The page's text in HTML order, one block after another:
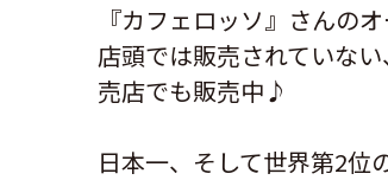
『カフェロッソ』さんの
店頭では販売されていな
売店でも販売中♪
日本一、そして世界第2位